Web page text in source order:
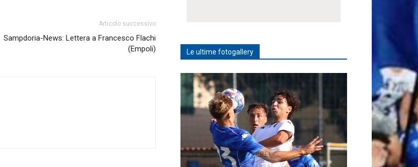
Articolo successivo
Sampdoria-News: Lettera a Francesco Flachi
(Empoli)
Le ultime fotogallery